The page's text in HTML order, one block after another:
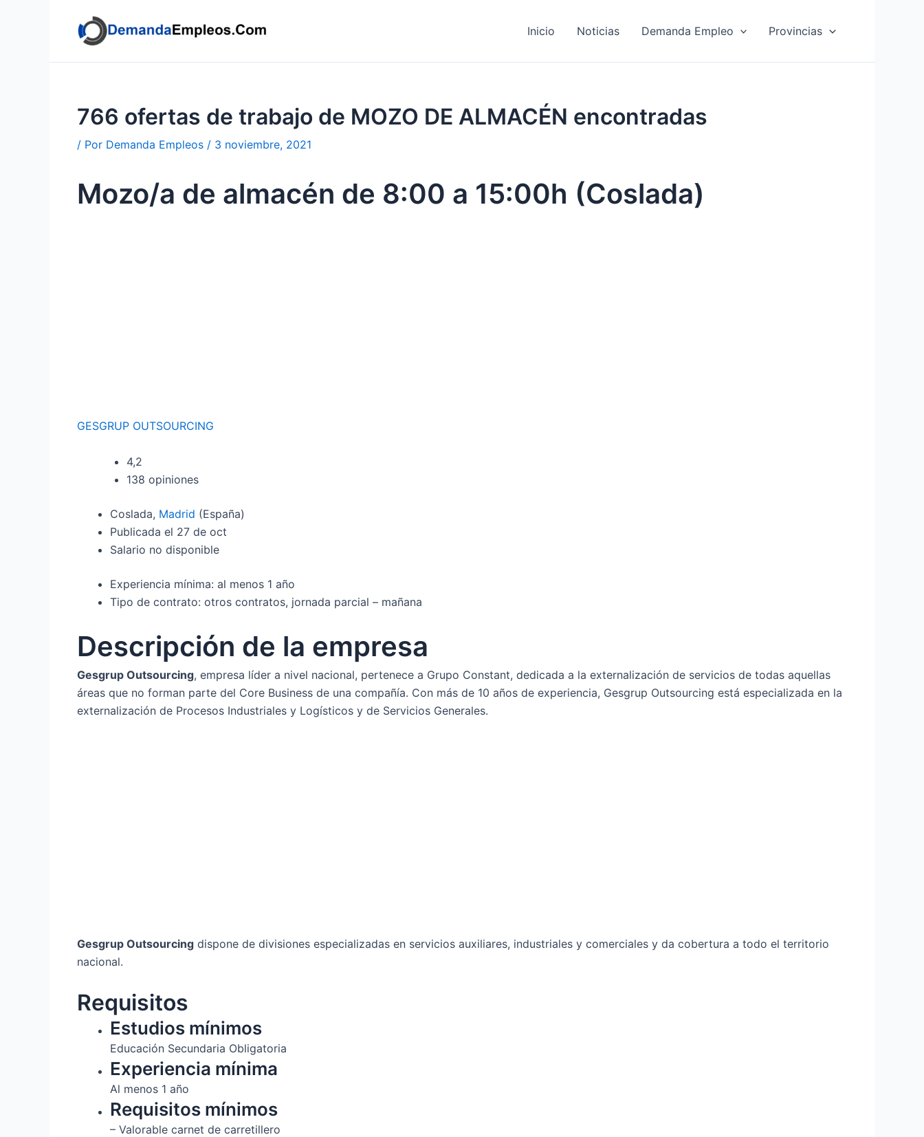
Inicio Noticias Demanda Empleo Provincias
766 ofertas de trabajo de MOZO DE ALMACÉN encontradas
/ Por Demanda Empleos / 3 noviembre, 2021
Mozo/a de almacén de 8:00 a 15:00h (Coslada)
GESGRUP OUTSOURCING
4,2
138 opiniones
Coslada, Madrid (España)
Publicada el 27 de oct
Salario no disponible
Experiencia mínima: al menos 1 año
Tipo de contrato: otros contratos, jornada parcial – mañana
Descripción de la empresa
Gesgrup Outsourcing, empresa líder a nivel nacional, pertenece a Grupo Constant, dedicada a la externalización de servicios de todas aquellas
áreas que no forman parte del Core Business de una compañía. Con más de 10 años de experiencia, Gesgrup Outsourcing está especializada en la
externalización de Procesos Industriales y Logísticos y de Servicios Generales.
Gesgrup Outsourcing dispone de divisiones especializadas en servicios auxiliares, industriales y comerciales y da cobertura a todo el territorio
nacional.
Requisitos
Estudios mínimos
Educación Secundaria Obligatoria
Experiencia mínima
Al menos 1 año
Requisitos mínimos
– Valorable carnet de carretillero